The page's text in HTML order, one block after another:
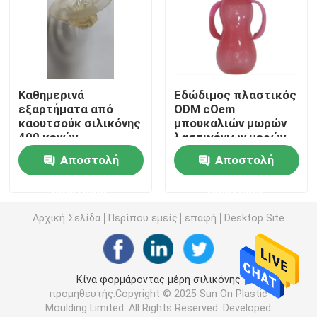
Φόρμα ρίψεων κύβων
Εξαρτήματα από καουτσούκ σιλικόνης
Φόρμα εγχύσεων σιλικόνης
Μέρη τηλεπικοινωνιών
Πλαστικά ιατρικά μέρη σχηματοποίησης εγχύσεων
Μέρη οικιακών συσκευών
Ηλεκτρονικά ανταλλακτικά
Καθημερινά
εξαρτήματα από
καουτσούκ σιλικόνης
400 κενών
Αποστολή
Εδώδιμος πλαστικός
ODM cOem
μπουκαλιών μωρών
λαστιχένιων μερών
σιλικόνης σχεδίου
φορμών κ.λπ.
Αποστολή
Αρχική Σελίδα Περίπου εμείς επαφή Desktop Site
Κίνα φορμάροντας μέρη σιλικόνης
προμηθευτής.Copyright © 2025 Sun On Plastic
Moulding Limited. All Rights Reserved. Developed